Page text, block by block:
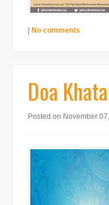
No comments
Doa
Posted on November